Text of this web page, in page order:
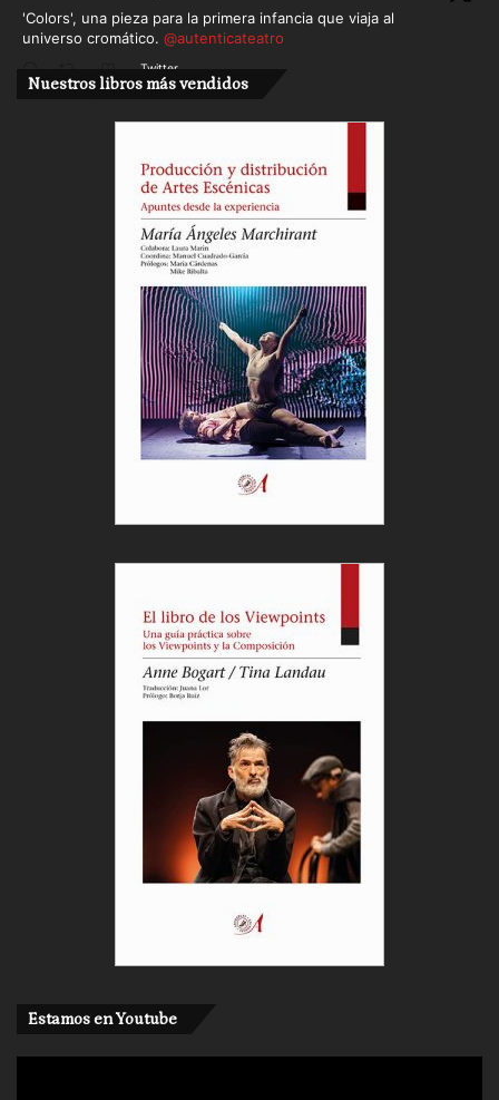
'Colors', una pieza para la primera infancia que viaja al
universo cromático. @autenticateatro
Twitter
Cargar más
Nuestros libros más vendidos
Estamos en Youtube